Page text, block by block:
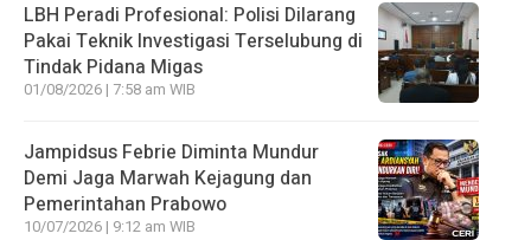
LBH Peradi Profesional: Polisi Dilarang
Pakai Teknik Investigasi Terselubung di
Tindak Pidana Migas
01/08/2026 | 7:58 am WIB
Jampidsus Febrie Diminta Mundur
Demi Jaga Marwah Kejagung dan
Pemerintahan Prabowo
10/07/2026 | 9:12 am WIB